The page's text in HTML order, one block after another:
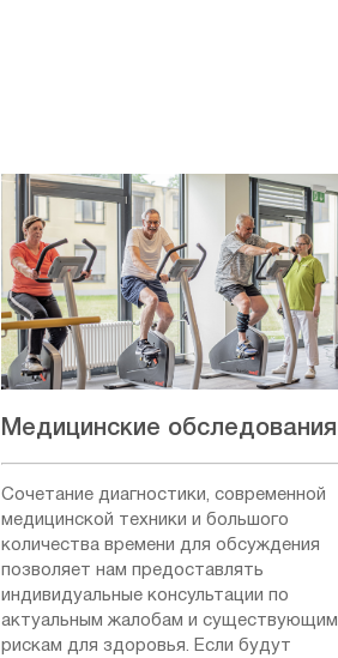
Медицинские обследования
Сочетание диагностики, современной
медицинской техники и большого
количества времени для обсуждения
позволяет нам предоставлять
индивидуальные консультации по
актуальным жалобам и существующим
рискам для здоровья. Если будут